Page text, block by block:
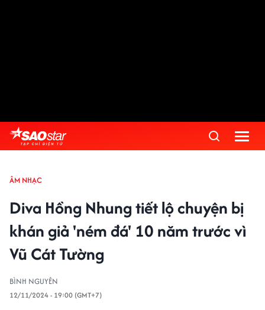
ÂM NHẠC
Diva Hồng Nhung tiết lộ chuyện bị
khán giả 'ném đá' 10 năm trước vì
Vũ Cát Tường
BÌNH NGUYÊN
12/11/2024 - 19:00 (GMT+7)